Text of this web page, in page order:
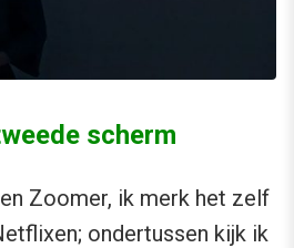
scherm
Zoomer, ik merk het zelf
ondertussen kijk ik